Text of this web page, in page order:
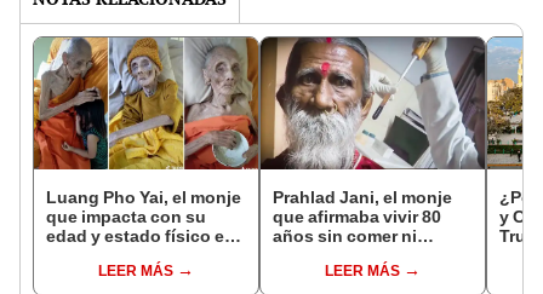
Luang Pho Yai, el monje
que impacta con su
edad y estado físico en
LEER MÁS
Prahlad Jani, el monje
que afirmaba vivir 80
años sin comer ni
le hizo?LEER MÁS
¿Por
y